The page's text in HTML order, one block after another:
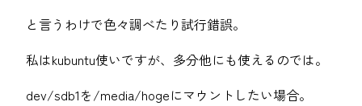
と言うわけで色々調べたり試行錯誤。
私はkubuntu使いですが、多分他にも使えるのでは。
dev/sdb1を/media/hogeにマウントしたい場合。